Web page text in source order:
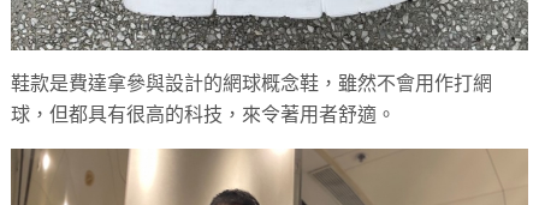
鞋款是費達拿參與設計的網球概念鞋，雖然不會用作打網
球，但都具有很高的科技，來令著用者舒適。